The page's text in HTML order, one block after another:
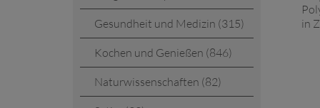
Gesundheit und Medizin (315)
Kochen und Genießen (846)
Naturwissenschaften (82)